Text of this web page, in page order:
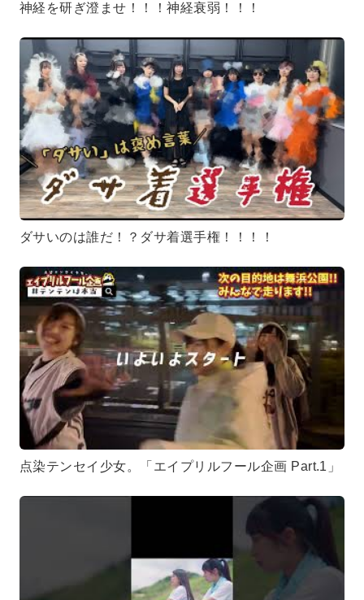
神経を研ぎ澄ませ！！！神経衰弱！！！
ダサいのは誰だ！？ダサ着選手権！！！！
点染テンセイ少女。「エイプリルフール企画 Part.1」